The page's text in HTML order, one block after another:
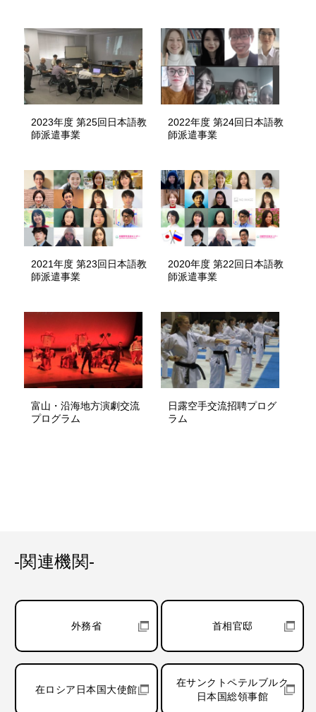
2023年度 第25回日本語教
師派遣事業
2022年度 第24回日本語教
師派遣事業
2021年度 第23回日本語教
師派遣事業
2020年度 第22回日本語教
師派遣事業
富山・沿海地方演劇交流
プログラム
日露空手交流招聘プログ
ラム
-関連機関-
外務省 首相官邸
在ロシア日本国大使館
在サンクトペテルブルク
日本国総領事館